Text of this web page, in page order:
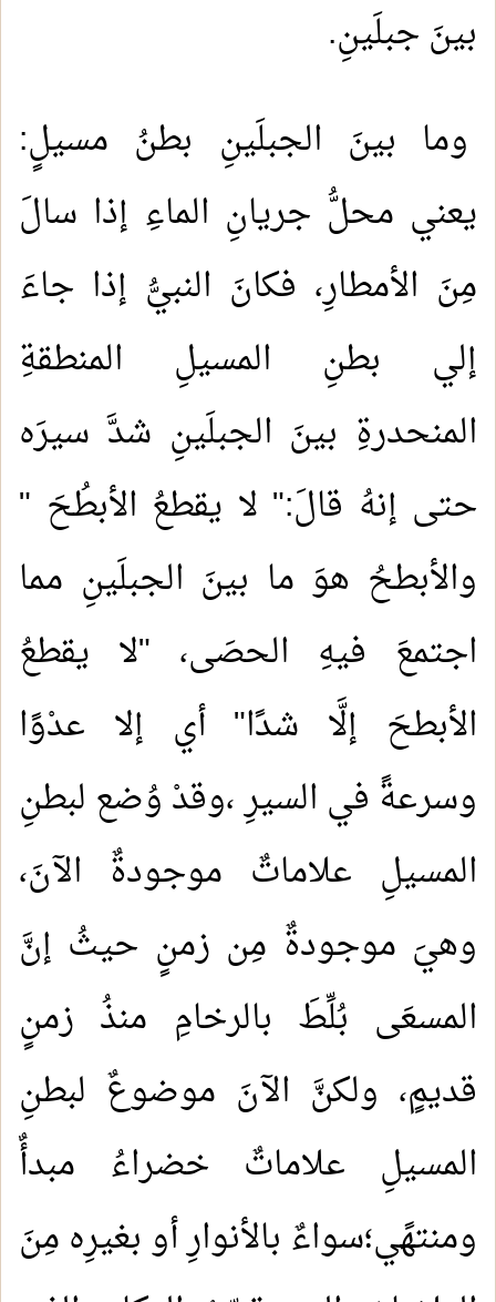
بينَ جبلَينِ.
وما بينَ الجبلَينِ بطنُ مسيلٍ:
يعني محلُّ جريانِ الماءِ إذا سالَ
مِنَ الأمطارِ، فكانَ النبيُّ إذا جاءَ
إلي بطنِ المسيلِ المنطقةِ
المنحدرةِ بينَ الجبلَينِ شدَّ سيرَه
حتى إنهُ قالَ:" لا يقطعُ الأبطُحَ "
والأبطحُ هوَ ما بينَ الجبلَينِ مما
اجتمعَ فيهِ الحصَى، "لا يقطعُ
الأبطحَ إلَّا شدًا" أي إلا عدْوًا
وسرعةً في السيرِ ،وقدْ وُضع لبطنِ
المسيلِ علاماتٌ موجودةٌ الآنَ،
وهيَ موجودةٌ مِن زمنٍ حيثُ إنَّ
المسعَى بُلِّطَ بالرخامِ منذُ زمنٍ
قديمٍ، ولكنَّ الآنَ موضوعٌ لبطنِ
المسيلِ علاماتٌ خضراءُ مبدأٌ
ومنتهًي؛سواءٌ بالأنوارِ أو بغيرِه مِنَ